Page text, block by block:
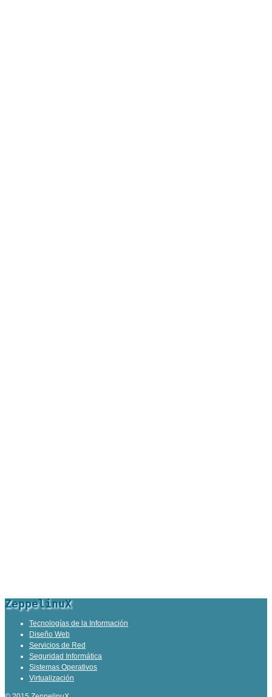
ZeppelinuX
Tecnologías de la Información
Diseño Web
Servicios de Red
Seguridad Informática
Sistemas Operativos
Virtualización